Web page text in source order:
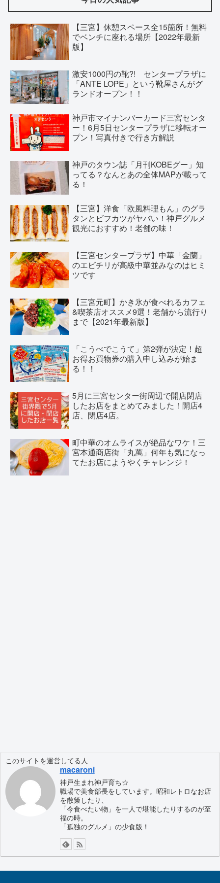
【三宮】休憩スペース全15箇所！無料
でベンチに座れる場所【2022年最新
版】
激安1000円の靴?! センタープラザに
「ANTE LOPE」という靴屋さんがグ
ランドオープン！！
神戸市マイナンバーカード三宮センタ
ー！6月5日センタープラザに移転オー
プン！写真付きで行き方解説
神戸のタウン誌「月刊KOBEグー」知
ってる？なんとあの全体MAPが載って
る！
【三宮】洋食「欧風料理もん」のグラ
タンとビフカツがヤバい！神戸グルメ
観光におすすめ！老舗の味！
【三宮センタープラザ】中華「金蘭」
のエビチリが高級中華並みなのはヒミ
ツです
【三宮元町】かき氷が食べれるカフェ
&喫茶店オススメ9選！老舗から流行り
まで【2021年最新版】
「こうべでこうて」第2弾が決定！超
お得お買物券の購入申し込みが始ま
る！！
5月に三宮センター街周辺で開店閉店
したお店をまとめてみました！開店4
店、閉店4店。
町中華のオムライスが絶品なワケ！三
宮本通商店街「丸萬」何年も気になっ
てたお店にようやくチャレンジ！
このサイトを運営してる人
macaroni
神戸生まれ神戸育ち☆
職場で美食部長をしています。昭和レトロなお店
を散策したり、
「今食べたい物」を一人で堪能したりするのが至
福の時。
「孤独のグルメ」の少食版！